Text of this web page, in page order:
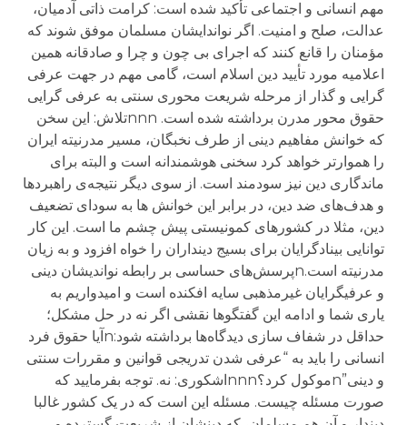
مهم انسانی و اجتماعی تأکید شده است: کرامت ذاتی آدمیان،
عدالت، صلح و امنیت. اگر نواندایشان مسلمان موفق شوند که
مؤمنان را قانع کنند که اجرای بی چون و چرا و صادقانه همین
اعلامیه مورد تأیید دین اسلام است، گامی مهم در جهت عرفی
گرایی و گذار از مرحله شریعت محوری سنتی به عرفی گرایی
حقوق محور مدرن برداشته شده است. nnnتلاش: این سخن
که خوانش مفاهیم دینی از طرف نخبگان، مسیر مدرنیته ایران
را هموارتر خواهد کرد سخنی هوشمندانه است و البته برای
ماندگاری دین نیز سودمند است. از سوی دیگر نتیجه‌ی راهبردها
و هدف‌های ضد دین، در برابر این خوانش ها به سودای تضعیف
دین، مثلا در کشور‌های کمونیستی پیش چشم ما است. این کار
توانایی بینادگرایان برای بسیج دینداران را خواه افزود و به زیان
مدرنیته است.nپرسش‌های حساسی بر رابطه نواندیشان دینی
و عرفیگرایان غیرمذهبی سایه افکنده است و امیدواریم به
یاری شما و ادامه این گفتگوها نقشی اگر نه در حل مشکل؛
حداقل در شفاف سازی دیدگاه‌ها برداشته شود:nآیا حقوق فرد
انسانی را باید به “عرفی شدن تدریجی قوانین و مقررات سنتی
و دینی”nموکول کرد؟nnnاشکوری: نه. توجه بفرمایید که
صورت مسئله چیست. مسئله این است که در یک کشور غالبا